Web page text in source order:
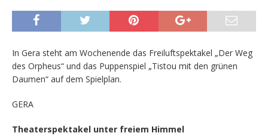
In Gera steht am Wochenende das Freiluftspektakel „Der Weg
des Orpheus“ und das Puppenspiel „Tistou mit den grünen
Daumen“ auf dem Spielplan.
GERA
Theaterspektakel unter freiem Himmel